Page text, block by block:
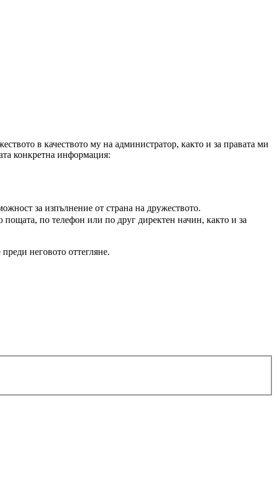
в качеството му на администратор, както и за правата ми
конкретна информация:
за изпълнение от страна на дружеството.
пощата, по телефон или по друг директен начин, както и за
неговото оттегляне.